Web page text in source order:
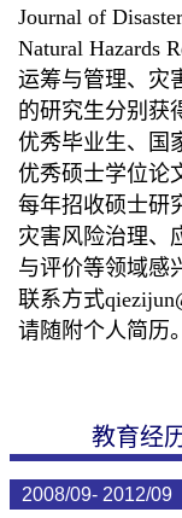
Journal of
Natural Hazards
运筹与管理、灾
的研究生分别获
优秀毕业生、国
优秀硕士学位论
每年招收硕士研
灾害风险治理、
与评价等领域感
联系方式
请随附个人简历。
教育经
2008/09- 2012/09